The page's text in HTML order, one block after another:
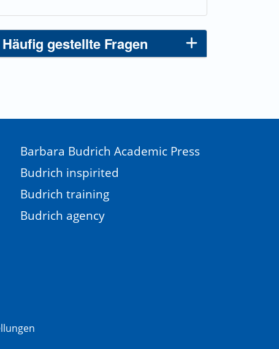
Häufig gestellte Fragen
Barbara Budrich Academic Press
Budrich inspirited
Budrich training
Budrich agency